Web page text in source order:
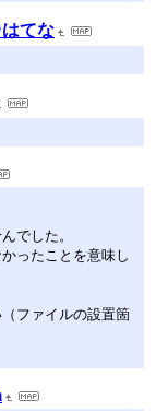
てな
でした。
ったことを意味し
ファイルの設置箇